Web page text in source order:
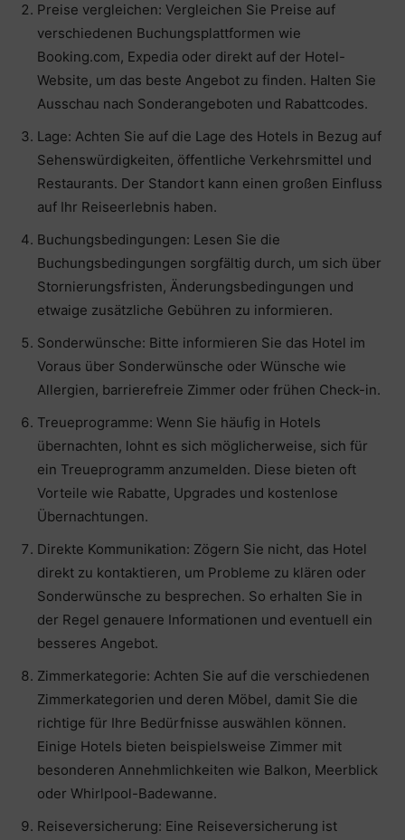
Preise vergleichen: Vergleichen Sie Preise auf
verschiedenen Buchungsplattformen wie
Booking.com, Expedia oder direkt auf der Hotel-
Website, um das beste Angebot zu finden. Halten Sie
Ausschau nach Sonderangeboten und Rabattcodes.
Lage: Achten Sie auf die Lage des Hotels in Bezug auf
Sehenswürdigkeiten, öffentliche Verkehrsmittel und
Restaurants. Der Standort kann einen großen Einfluss
auf Ihr Reiseerlebnis haben.
Buchungsbedingungen: Lesen Sie die
Buchungsbedingungen sorgfältig durch, um sich über
Stornierungsfristen, Änderungsbedingungen und
etwaige zusätzliche Gebühren zu informieren.
Sonderwünsche: Bitte informieren Sie das Hotel im
Voraus über Sonderwünsche oder Wünsche wie
Allergien, barrierefreie Zimmer oder frühen Check-in.
Treueprogramme: Wenn Sie häufig in Hotels
übernachten, lohnt es sich möglicherweise, sich für
ein Treueprogramm anzumelden. Diese bieten oft
Vorteile wie Rabatte, Upgrades und kostenlose
Übernachtungen.
Direkte Kommunikation: Zögern Sie nicht, das Hotel
direkt zu kontaktieren, um Probleme zu klären oder
Sonderwünsche zu besprechen. So erhalten Sie in
der Regel genauere Informationen und eventuell ein
besseres Angebot.
Zimmerkategorie: Achten Sie auf die verschiedenen
Zimmerkategorien und deren Möbel, damit Sie die
richtige für Ihre Bedürfnisse auswählen können.
Einige Hotels bieten beispielsweise Zimmer mit
besonderen Annehmlichkeiten wie Balkon, Meerblick
oder Whirlpool-Badewanne.
Reiseversicherung: Eine Reiseversicherung ist